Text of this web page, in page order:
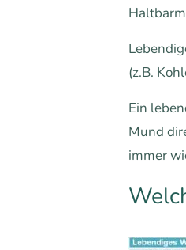
(z.B.
Ein
Mund
immer